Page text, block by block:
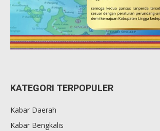
KATEGORI TERPOPULER
Kabar Daerah
Kabar Bengkalis